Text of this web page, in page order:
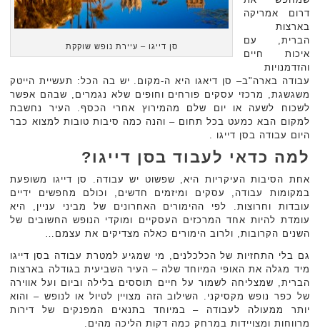
סן דייגו – עיירת נופש שוקקת
דרום אמריקה
בארצות
הברית, עם
איכות חיים
והזדמנויות
עבודה בארה"ב– סן דיאגו היא ה-מקום. יש בה הכל: תעשיית הייטק
משגשגת, מרכזי עסקים פורחים וחופים שלא נגמרים, שבהם אפשר
לשכוח לשעה או יום שלם מהמירוץ אחרי הכסף. העיר נחשבת
למקום הבא כמעט בכל תחום – והנה כמה סיבות טובות למצוא כבר
היום עבודה בסן דייגו .
למה כדאי לעבוד בסן דייגו?
אחת הסיבות העיקריות היא, שפשוט יש עבודה. סן דייגו משופעת
במקומות עבודה, עסקים ומיזמים חדשים, וכולם מחפשים ידיים
עובדות וחרוצות. לפי ההימורים האחרונים של מביני עניין, היא
עומדת להיות אחד המרכזים העסקיים ומוקדי הנופש החשובים של
השנים הקרובות, ולרוב הימורים כאלה מצדיקים את עצמם…
גם בלי התחזיות של הכלכלנים, מי שמגיע למטרת עבודה בסן דייגו
מיד מגלה את האופי המיוחד שלה – העיר השביעית בגודלה בארצות
הברית, שמצליחה לשמור על חיים תוססים בלילה וביום ועל אווירה
של כפר נופש מקסיקני. השילוב הזה מצויין לטיול או לנופש – והוא
יותר ממעולה לעבודה – במיוחד בתנאים המפנקים של דירות
מרווחות ומצויידות במרחק כמה דקות הליכה מהים.